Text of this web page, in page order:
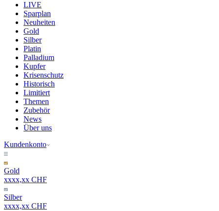
LIVE
Sparplan
Neuheiten
Gold
Silber
Platin
Palladium
Kupfer
Krisenschutz
Historisch
Limitiert
Themen
Zubehör
News
Über uns
Kundenkonto
Gold
xxxx,xx CHF
Silber
xxxx,xx CHF